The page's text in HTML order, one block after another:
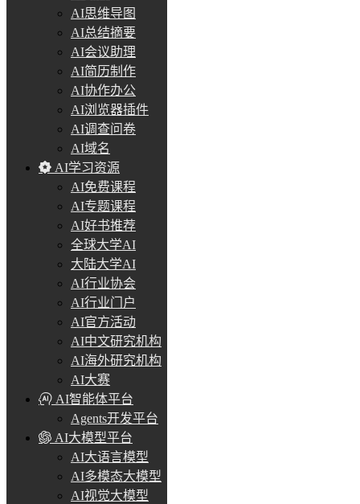
AI思维导图
AI总结摘要
AI会议助理
AI简历制作
AI协作办公
AI浏览器插件
AI调查问卷
AI域名
AI学习资源
AI免费课程
AI专题课程
AI好书推荐
全球大学AI
大陆大学AI
AI行业协会
AI行业门户
AI官方活动
AI中文研究机构
AI海外研究机构
AI大赛
AI智能体平台
Agents开发平台
AI大模型平台
AI大语言模型
AI多模态大模型
AI视觉大模型